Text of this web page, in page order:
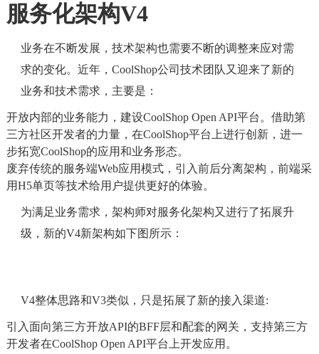
服务化架构V4
业务在不断发展，技术架构也需要不断的调整来应对需
求的变化。近年，CoolShop公司技术团队又迎来了新的
业务和技术需求，主要是：
开放内部的业务能力，建设CoolShop Open API平台。借助第
三方社区开发者的力量，在CoolShop平台上进行创新，进一
步拓宽CoolShop的应用和业务形态。
废弃传统的服务端Web应用模式，引入前后分离架构，前端采
用H5单页等技术给用户提供更好的体验。
为满足业务需求，架构师对服务化架构又进行了拓展升
级，新的V4新架构如下图所示：
V4整体思路和V3类似，只是拓展了新的接入渠道:
引入面向第三方开放API的BFF层和配套的网关，支持第三方
开发者在CoolShop Open API平台上开发应用。